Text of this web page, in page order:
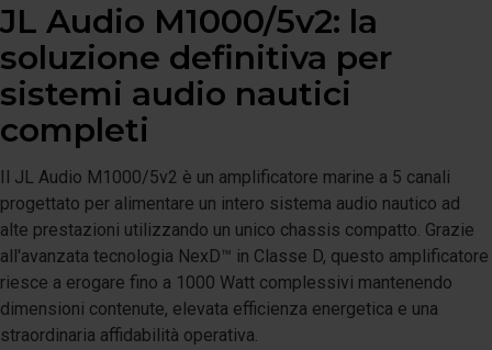
JL Audio M1000/5v2: la
soluzione definitiva per
sistemi audio nautici
completi
Il JL Audio M1000/5v2 è un amplificatore marine a 5 canali
progettato per alimentare un intero sistema audio nautico ad
alte prestazioni utilizzando un unico chassis compatto. Grazie
all'avanzata tecnologia NexD™ in Classe D, questo amplificatore
riesce a erogare fino a 1000 Watt complessivi mantenendo
dimensioni contenute, elevata efficienza energetica e una
straordinaria affidabilità operativa.